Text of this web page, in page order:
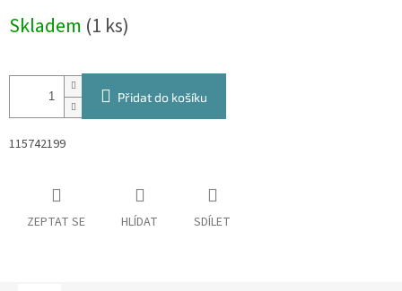
cena:
Skladem (1 ks)
Přidat do košíku
115742199
ZEPTAT SE HLÍDAT SDÍLET